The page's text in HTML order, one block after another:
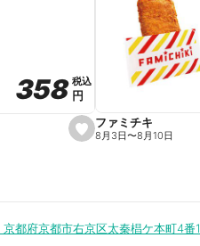
e
s
e
i
t
358
358税込
税込
円
円
ファミチキ
8月3日〜8月10日
京都府京都市右京区太秦椙ケ本町4番1